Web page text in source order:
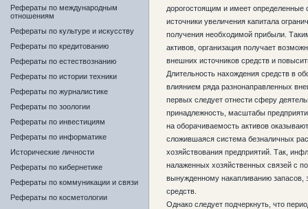
Рефераты по международным
отношениям
Рефераты по культуре и искусству
Рефераты по кредитованию
Рефераты по естествознанию
Рефераты по истории техники
Рефераты по журналистике
Рефераты по зоологии
Рефераты по инвестициям
Рефераты по информатике
Исторические личности
Рефераты по кибернетике
Рефераты по коммуникации и связи
Рефераты по косметологии
дорогостоящим и имеет определенные
источники увеличения капитала
получения необходимой прибыли.
активов, организация получает
внешних источников средств и
Длительность нахождения средств в
влиянием ряда разнонаправленных
первых следует отнести сферу
принадлежность, масштабы
на оборачиваемость активов
сложившаяся система безналичных
хозяйствования предприятий. Так,
налаженных хозяйственных связей с
вынужденному накапливанию запасов,
средств.
Однако следует подчеркнуть, что